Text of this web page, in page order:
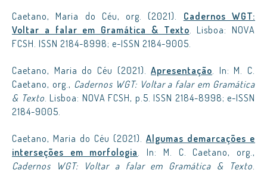
Caetano, Maria do Céu, org. (2021). Cadernos WGT:
Voltar a falar em Gramática & Texto. Lisboa: NOVA
FCSH. ISSN 2184-8998; e-ISSN 2184-9005.
Caetano, Maria do Céu (2021).Apresentação. In: M. C.
Caetano, org., Cadernos WGT: Voltar a falar em Gramática
& Texto. Lisboa: NOVA FCSH, p.5. ISSN 2184-8998; e-ISSN
2184-9005.
Caetano, Maria do Céu (2021). Algumas demarcações e
interseções em morfologia. In: M. C. Caetano, org.,
Cadernos WGT: Voltar a falar em Gramática & Texto.